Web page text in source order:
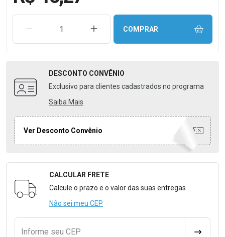
REMOVER UMA UNIDADEAUMENTAR UMA UNIDADE
COMPRAR
DESCONTO CONVÊNIO
Exclusivo para clientes cadastrados no programa
Saiba Mais
Ver Desconto Convênio
Formulário para Calcular o Frete
CALCULAR FRETE
Calcule o prazo e o valor das suas entregas
Não sei meu CEP
Informe seu CEP